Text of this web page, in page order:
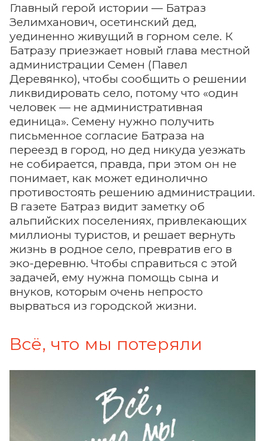
Главный герой истории — Батраз
Зелимханович, осетинский дед,
уединенно живущий в горном селе. К
Батразу приезжает новый глава местной
администрации Семен (Павел
Деревянко), чтобы сообщить о решении
ликвидировать село, потому что «один
человек — не административная
единица». Семену нужно получить
письменное согласие Батраза на
переезд в город, но дед никуда уезжать
не собирается, правда, при этом он не
понимает, как может единолично
противостоять решению администрации.
В газете Батраз видит заметку об
альпийских поселениях, привлекающих
миллионы туристов, и решает вернуть
жизнь в родное село, превратив его в
эко-деревню. Чтобы справиться с этой
задачей, ему нужна помощь сына и
внуков, которым очень непросто
вырваться из городской жизни.
Всё, что мы потеряли